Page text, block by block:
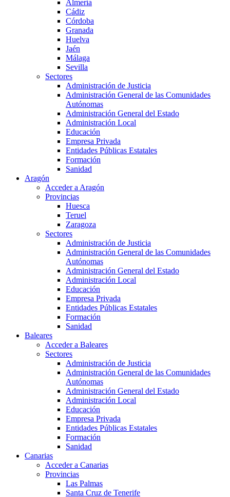
Almería
Cádiz
Córdoba
Granada
Huelva
Jaén
Málaga
Sevilla
Sectores
Administración de Justicia
Administración General de las Comunidades
Autónomas
Administración General del Estado
Administración Local
Educación
Empresa Privada
Entidades Públicas Estatales
Formación
Sanidad
Aragón
Acceder a Aragón
Provincias
Huesca
Teruel
Zaragoza
Sectores
Administración de Justicia
Administración General de las Comunidades
Autónomas
Administración General del Estado
Administración Local
Educación
Empresa Privada
Entidades Públicas Estatales
Formación
Sanidad
Baleares
Acceder a Baleares
Sectores
Administración de Justicia
Administración General de las Comunidades
Autónomas
Administración General del Estado
Administración Local
Educación
Empresa Privada
Entidades Públicas Estatales
Formación
Sanidad
Canarias
Acceder a Canarias
Provincias
Las Palmas
Santa Cruz de Tenerife